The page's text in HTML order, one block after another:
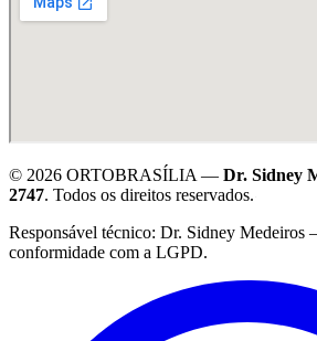
© 2026 ORTOBRASÍLIA — Dr. Sidney
2747. Todos os direitos reservados.
Responsável técnico: Dr. Sidney
conformidade com a LGPD.